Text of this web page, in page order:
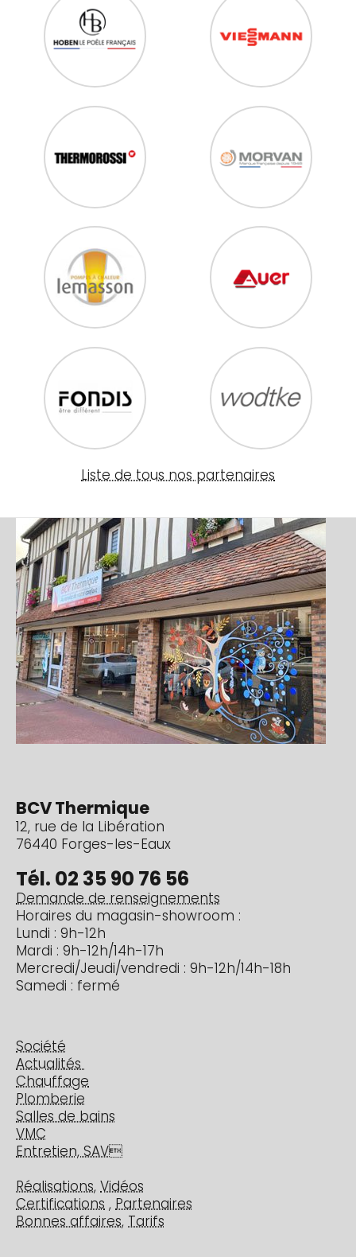
Liste de tous nos partenaires
Image
BCV Thermique
12, rue de la Libération
76440 Forges-les-Eaux
Tél. 02 35 90 76 56
Demande de renseignements
Horaires du magasin-showroom :
Lundi : 9h-12h
Mardi : 9h-12h/14h-17h
Mercredi/Jeudi/vendredi : 9h-12h/14h-18h
Samedi : fermé
Société
Actualités
Chauffage
Plomberie
Salles de bains
VMC
Entretien, SAV
Réalisations, Vidéos
Certifications , Partenaires
Bonnes affaires, Tarifs